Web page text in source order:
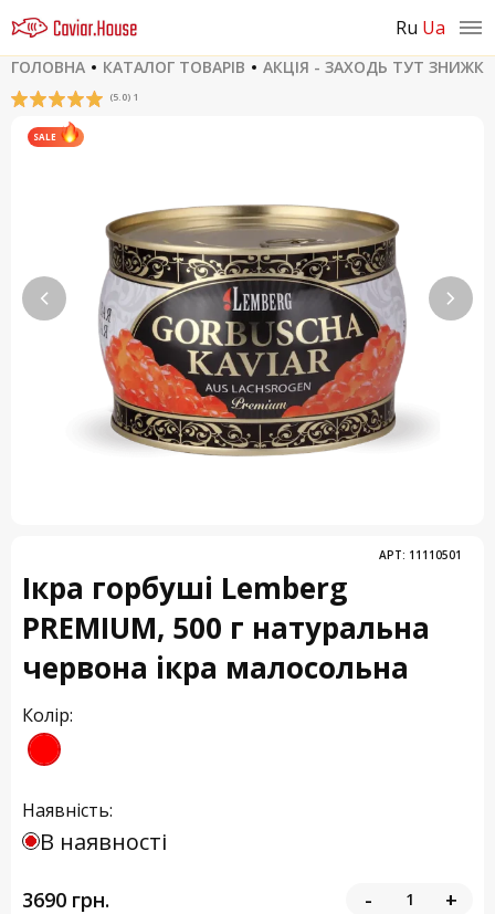
ru ua
ГОЛОВНА КАТАЛОГ ТОВАРІВ АКЦІЯ - ЗАХОДЬ ТУТ ЗНИЖКИ
(5.0) 1
SALE
АРТ: 11110501
Ікра горбуші Lemberg
PREMIUM, 500 г натуральна
червона ікра малосольна
Колір:
Наявність:
В наявності
3690 грн. - +